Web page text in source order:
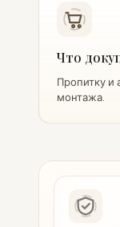
Что
Пропитку и
монтажа.